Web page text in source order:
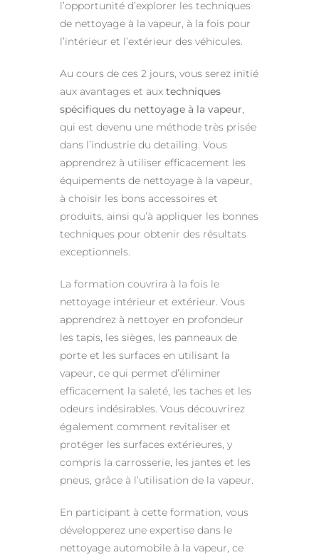
l’opportunité d’explorer les techniques
de nettoyage à la vapeur, à la fois pour
l’intérieur et l’extérieur des véhicules.
Au cours de ces 2 jours, vous serez initié
aux avantages et aux techniques
spécifiques du nettoyage à la vapeur
qui est devenu une méthode très prisée
dans l’industrie du detailing. Vous
apprendrez à utiliser efficacement les
équipements de nettoyage à la vapeur,
à choisir les bons accessoires et
produits, ainsi qu’à appliquer les bonnes
techniques pour obtenir des résultats
exceptionnels.
La formation couvrira à la fois le
nettoyage intérieur et extérieur. Vous
apprendrez à nettoyer en profondeur
les tapis, les sièges, les panneaux de
porte et les surfaces en utilisant la
vapeur, ce qui permet d’éliminer
efficacement la saleté, les taches et les
odeurs indésirables. Vous découvrirez
également comment revitaliser et
protéger les surfaces extérieures, y
compris la carrosserie, les jantes et les
pneus, grâce à l’utilisation de la vapeur.
En participant à cette formation, vous
développerez une expertise dans le
nettoyage automobile à la vapeur, ce